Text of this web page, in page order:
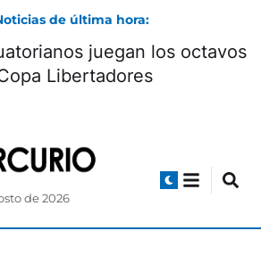
de última hora:
juegan los octavos
Libertadores
de 2026